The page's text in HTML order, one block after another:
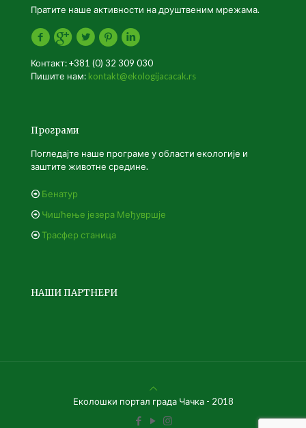
Пратите наше активности на друштвеним мрежама.
Контакт: +381 (0) 32 309 030
Пишите нам: kontakt@ekologijacacak.rs
Програми
Погледајте наше програме у области екологије и
заштите животне средине.
Бенатур
Чишћење језера Међувршје
Трасфер станица
НАШИ ПАРТНЕРИ
Еколошки портал града Чачка - 2018